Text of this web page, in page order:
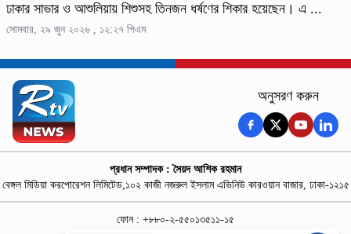
ঢাকার সাভার ও আশুলিয়ায় শিশুসহ তিনজন ধর্ষণের শিকার হয়েছেন। এ ...
সোমবার, ২৯ জুন ২০২৬ , ১২:২৭ পিএম
অনুসরণ করুন
প্রধান সম্পাদক : সৈয়দ আশিক রহমান
বেঙ্গল মিডিয়া করপোরেশন লিমিটেড,১০২ কাজী নজরুল ইসলাম এভিনিউ কারওয়ান বাজার, ঢাকা-১২১৫
ফোন : +৮৮০-২-৫৫০১৩৫১১-১৫